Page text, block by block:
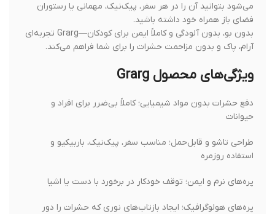
می‌شود بتوانید آن را در هر سفر، پیک‌نیک، مهمانی یا رستوران
فضای باز همراه خود داشته باشید.
بدون بو، بدون آلودگی و کاملاً ایمن برای کودکان—Grarg تجربه‌ای
آرام، پاک و بدون مزاحمت حشرات را برای شما فراهم می‌کند.
ویژگی‌های محصول Grarg
دفع حشرات بدون مواد شیمیایی؛ کاملاً بی‌ضرر برای افراد و
حیوانات
طراحی تاشو و قابل‌حمل؛ مناسب سفر، پیک‌نیک، باربیکیو و
استفاده روزمره
پره‌های نرم و ایمن؛ توقف خودکار در برخورد با دست یا اشیا
پره‌های هولوگرافیک؛ ایجاد بازتاب‌های نوری که حشرات را دور